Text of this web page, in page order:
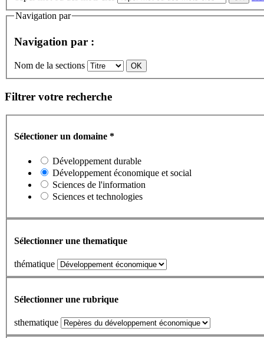
Navigation par
Navigation par :
Nom de la sections
Filtrer votre recherche
Sélectioner un domaine *
Développement durable
Développement économique et social
Sciences de l'information
Sciences et technologies
Sélectionner une thematique
thématique
Sélectionner une rubrique
sthematique